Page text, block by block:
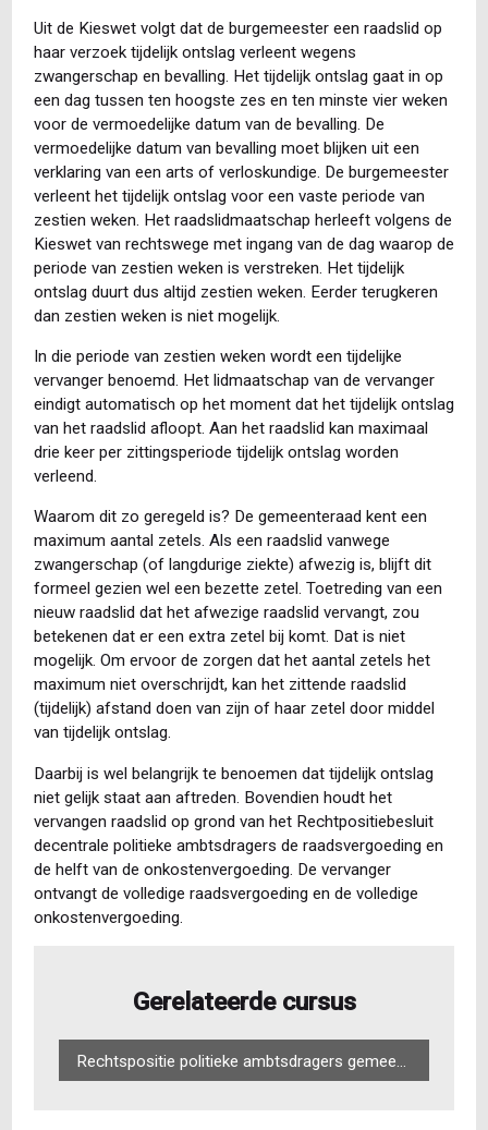
Uit de Kieswet volgt dat de burgemeester een raadslid op
haar verzoek tijdelijk ontslag verleent wegens
zwangerschap en bevalling. Het tijdelijk ontslag gaat in op
een dag tussen ten hoogste zes en ten minste vier weken
voor de vermoedelijke datum van de bevalling. De
vermoedelijke datum van bevalling moet blijken uit een
verklaring van een arts of verloskundige. De burgemeester
verleent het tijdelijk ontslag voor een vaste periode van
zestien weken. Het raadslidmaatschap herleeft volgens de
Kieswet van rechtswege met ingang van de dag waarop de
periode van zestien weken is verstreken. Het tijdelijk
ontslag duurt dus altijd zestien weken. Eerder terugkeren
dan zestien weken is niet mogelijk.
In die periode van zestien weken wordt een tijdelijke
vervanger benoemd. Het lidmaatschap van de vervanger
eindigt automatisch op het moment dat het tijdelijk ontslag
van het raadslid afloopt. Aan het raadslid kan maximaal
drie keer per zittingsperiode tijdelijk ontslag worden
verleend.
Waarom dit zo geregeld is? De gemeenteraad kent een
maximum aantal zetels. Als een raadslid vanwege
zwangerschap (of langdurige ziekte) afwezig is, blijft dit
formeel gezien wel een bezette zetel. Toetreding van een
nieuw raadslid dat het afwezige raadslid vervangt, zou
betekenen dat er een extra zetel bij komt. Dat is niet
mogelijk. Om ervoor de zorgen dat het aantal zetels het
maximum niet overschrijdt, kan het zittende raadslid
(tijdelijk) afstand doen van zijn of haar zetel door middel
van tijdelijk ontslag.
Daarbij is wel belangrijk te benoemen dat tijdelijk ontslag
niet gelijk staat aan aftreden. Bovendien houdt het
vervangen raadslid op grond van het Rechtpositiebesluit
decentrale politieke ambtsdragers de raadsvergoeding en
de helft van de onkostenvergoeding. De vervanger
ontvangt de volledige raadsvergoeding en de volledige
onkostenvergoeding.
Gerelateerde cursus
Rechtspositie politieke ambtsdragers gemeente